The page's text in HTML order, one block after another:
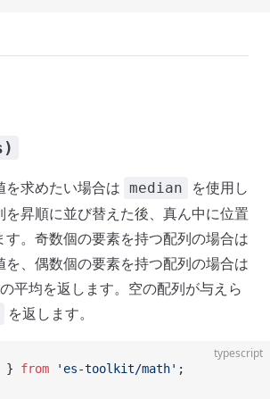
求めたい場合は median
を使用し
を昇順に並び替えた後、真ん中に位置
す。奇数個の要素を持つ配列の場合は
を、偶数個の要素を持つ配列の場合は
平均を返します。空の配列が与えら
を返します。
typescript
} from 'es-toolkit/math' ;